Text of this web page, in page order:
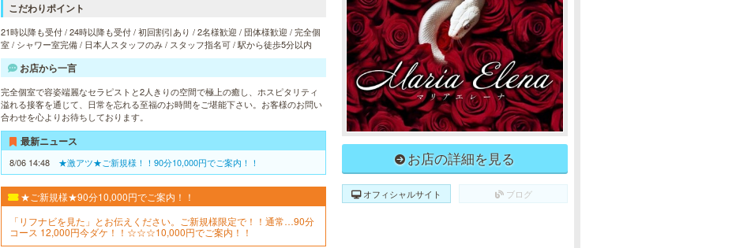
こだわりポイント
21時以降も受付 / 24時以降も受付 / 初回割引あり / 2名様歓迎 / 団体様歓迎 / 完全個
室 / シャワー室完備 / 日本人スタッフのみ / スタッフ指名可 / 駅から徒歩5分以内
お店から一言
完全個室で容姿端麗なセラピストと2人きりの空間で極上の癒し、ホスピタリティ
溢れる接客を通じて、日常を忘れる至福のお時間をご堪能下さい。お客様のお問い
合わせを心よりお待ちしております。
最新ニュース
8/06 14:48 ★激アツ★ご新規様！！90分10,000円でご案内！！
★ご新規様★90分10,000円でご案内！！
「リフナビを見た」とお伝えください。ご新規様限定で！！通常…90分
コース 12,000円今ダケ！！☆☆☆10,000円でご案内！！
お店の詳細を見る
オフィシャルサイト ブログ